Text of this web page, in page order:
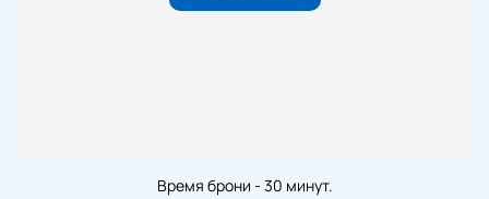
Время брони - 30 минут.